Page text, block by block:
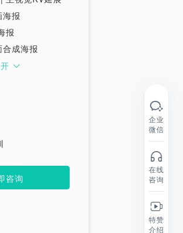
海报
报
合成海报
海报
买
创意短片
咨询
企业
微信
在线
咨询
特赞
介绍